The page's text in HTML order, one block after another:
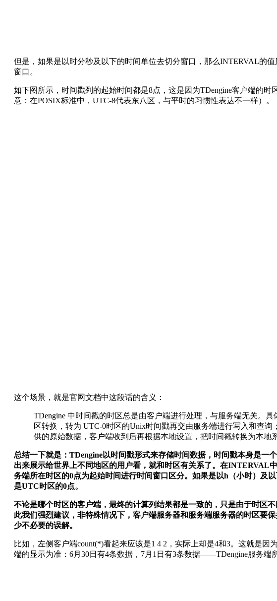
但是，如果是以时分秒及以下的时间单位去切分窗口，那么INTERVAL的
窗口。
如下图所示，时间戳列的起始时间都是8点，这是因为TDengine客户端的
意：在POSIX标准中，UTC-8代表东八区，与平时的习惯性表达不一样）。
这个场景，就是官网文档中这段话的含义：
TDengine 中时间戳的时区总是由客户端进行处理，与服务端无关。
区转换，转为 UTC-0时区的Unix时间戳再交由服务端进行写入和查
供的原始数据，客户端收到后再根据本地设置，把时间戳转换为本地
总结一下就是：TDengine以时间戳形式来存储时间数据，时间戳本身是一
出来展示给世界上不同地区的用户看，就和时区有关系了。在INTERVAL
务端所在时区的0点为起始时间进行时间窗口区分。如果是以h（小时）及
是UTC时区的0点。
不论是哪个时区的客户端，最终的计算列结果都是一致的，只是由于时区
此我们强烈建议，非特殊情况下，客户端服务器和服务端服务器的时区要
少不必要的误解。
比如，左侧客户端count(*)看起来应该是1 4 2，实际上却是4和3。这就是
端的显示为准：6月30日有4条数据，7月1日有3条数据——TDengine服务端